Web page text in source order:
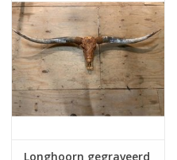
Longhoorn gegraveerd